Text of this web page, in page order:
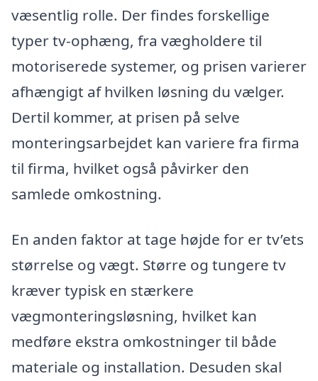
væsentlig rolle. Der findes forskellige
typer tv-ophæng, fra vægholdere til
motoriserede systemer, og prisen varierer
afhængigt af hvilken løsning du vælger.
Dertil kommer, at prisen på selve
monteringsarbejdet kan variere fra firma
til firma, hvilket også påvirker den
samlede omkostning.
En anden faktor at tage højde for er tv’ets
størrelse og vægt. Større og tungere tv
kræver typisk en stærkere
vægmonteringsløsning, hvilket kan
medføre ekstra omkostninger til både
materiale og installa­tion. Desuden skal